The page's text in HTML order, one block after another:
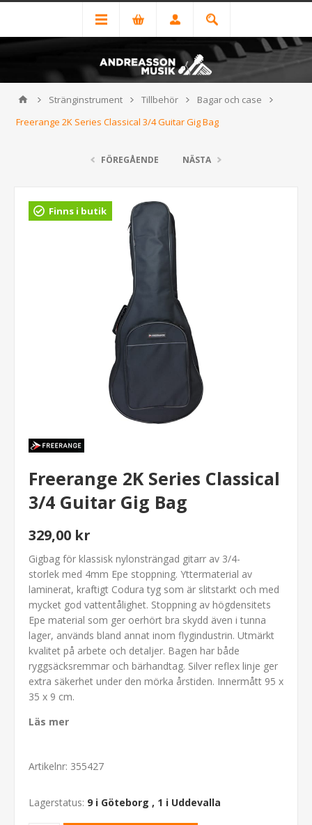
Stränginstrument Tillbehör
Bagar och case
Freerange 2K Series Classical 3/4 Guitar Gig Bag
FÖREGÅENDE NÄSTA
Finns i butik
Freerange 2K Series Classical
3/4 Guitar Gig Bag
329,00 kr
Gigbag för klassisk nylonsträngad gitarr av 3/4-
storlek med 4mm Epe stoppning. Yttermaterial av
laminerat, kraftigt Codura tyg som är slitstarkt och med
mycket god vattentålighet. Stoppning av högdensitets
Epe material som ger oerhört bra skydd även i tunna
lager, används bland annat inom flygindustrin. Utmärkt
kvalitet på arbete och detaljer. Bagen har både
ryggsäcksremmar och bärhandtag. Silver reflex linje ger
extra säkerhet under den mörka årstiden. Innermått 95 x
35 x 9 cm.
Läs mer
Artikelnr: 355427
Lagerstatus: 9 i Göteborg , 1 i Uddevalla